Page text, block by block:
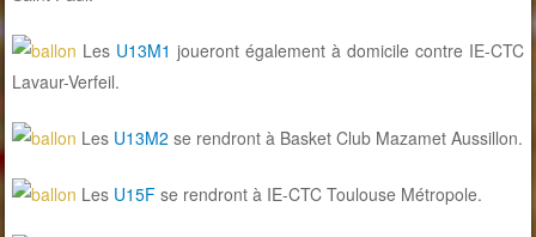
Les U13M1 joueront également à domicile contre IE-CTC
Lavaur-Verfeil.
Les U13M2 se rendront à Basket Club Mazamet Aussillon.
Les U15F se rendront à IE-CTC Toulouse Métropole.